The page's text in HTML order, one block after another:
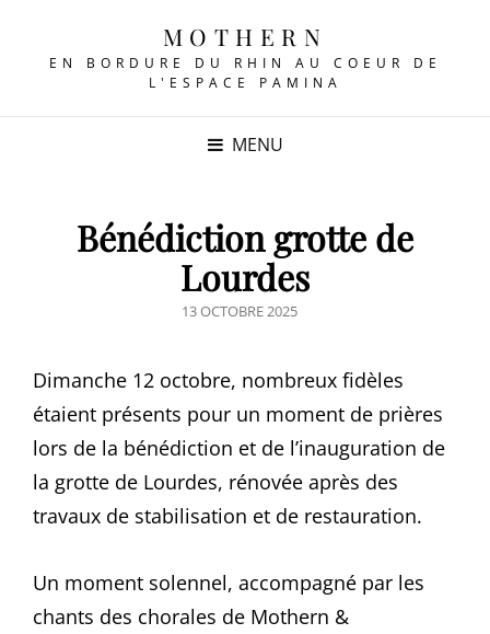
MOTHERN
EN BORDURE DU RHIN AU COEUR DE
L'ESPACE PAMINA
MENU
Bénédiction grotte de
Lourdes
POSTED
13 OCTOBRE 2025
Dimanche 12 octobre, nombreux fidèles
étaient présents pour un moment de prières
lors de la bénédiction et de l’inauguration de
la grotte de Lourdes, rénovée après des
travaux de stabilisation et de restauration.
Un moment solennel, accompagné par les
chants des chorales de Mothern &